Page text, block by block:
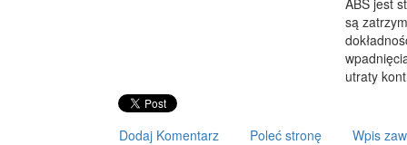
ABS jest
są
utraty
Dodaj Komentarz Poleć stronę Wpis